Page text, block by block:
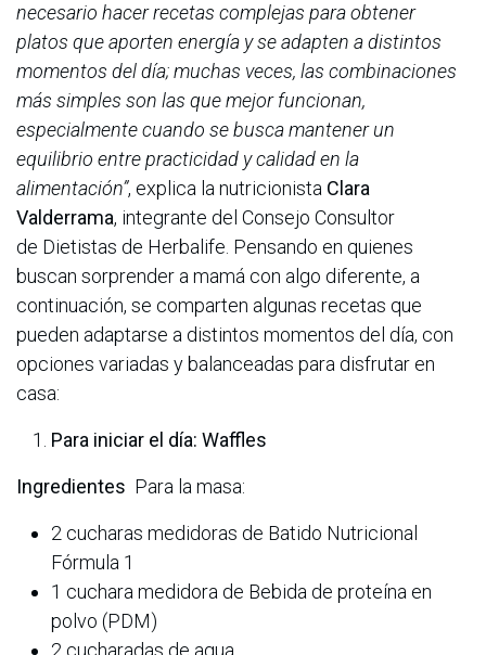
necesario hacer recetas complejas para obtener
platos que aporten energía y se adapten a distintos
momentos del día; muchas veces, las combinaciones
más simples son las que mejor funcionan,
especialmente cuando se busca mantener un
equilibrio entre practicidad y calidad en la
alimentación”, explica la nutricionista Clara
Valderrama, integrante del Consejo Consultor
de Dietistas de Herbalife. Pensando en quienes
buscan sorprender a mamá con algo diferente, a
continuación, se comparten algunas recetas que
pueden adaptarse a distintos momentos del día, con
opciones variadas y balanceadas para disfrutar en
casa:
Para iniciar el día: Waffles
Ingredientes Para la masa:
2 cucharas medidoras de Batido Nutricional
Fórmula 1
1 cuchara medidora de Bebida de proteína en
polvo (PDM)